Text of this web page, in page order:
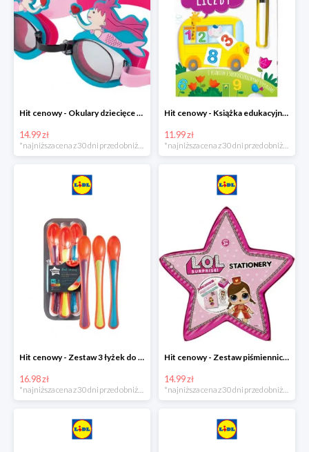
Hit cenowy - Okulary dziecięce do pływania
14.99 zł
Hit cenowy - Książka edukacyjna z pisakiem
11.99 zł
Hit cenowy - Zestaw 3 łyżek do karmienia wskazujących stopień ciepła
16.98 zł
*najniższa cena z 30 dni przed obniżką
Hit cenowy - Zestaw piśmienniczy dla dzieci
14.99 zł
*najniższa cena z 30 dni przed obniżką